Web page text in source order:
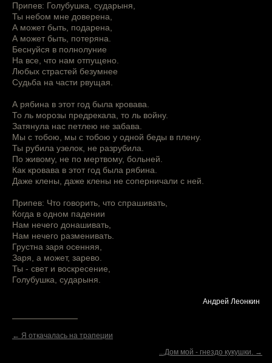
Припев: Голубушка, сударыня,
Ты небом мне доверена,
А может быть, подарена,
А может быть, потеряна.
Беснуйся в полнолуние
На все, что нам отпущено.
Любых страстей безумнее
Судьба на части рвущая.
А рябина в этот год была кровава.
То ль морозы предрекала, то ль войну.
Затянула нас петлею не забава.
Мы с тобою, мы с тобою у одной беды в плену.
Ты рубила узелок, не разрубила.
По живому, не по мертвому, больней.
Как кровава в этот год была рябина.
Даже клены, даже клены не соперничали с ней.
Припев: Что говорить, что спрашивать,
Когда в одном падении
Нам нечего донашивать,
Нам нечего разменивать.
Грустна заря осенняя,
Заря, а может, зарево.
Ты - свет и воскресение,
Голубушка, сударыня.
Андрей Леонкин
← Я откачалась на трапеции
...Дом мой - гнездо кукушки. →